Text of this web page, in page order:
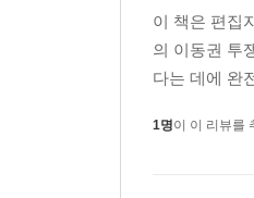
이들을 세상 밖
확장해나갔다.
정립회관에 우
이 책은 편집
의 이동권 투
다는 데에 완
1명이 이 리뷰를